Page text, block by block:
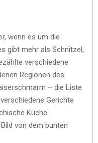
wenn es um die
gibt mehr als Schnitzel,
verschiedene
Regionen des
– die Liste
Gerichte
Küche
von dem bunten